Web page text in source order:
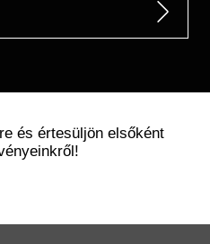
és értesüljön elsőként